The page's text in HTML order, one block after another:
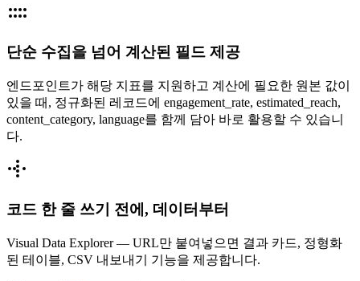
단순 수집을 넘어 계산된 필드 제공
엔드포인트가 해당 지표를 지원하고 계산에 필요한 원본 값이
있을 때, 정규화된 레코드에 engagement_rate, estimated_reach,
content_category, language를 함께 담아 바로 활용할 수 있습니
다.
코드 한 줄 쓰기 전에, 데이터부터
Visual Data Explorer — URL만 붙여넣으면 결과 카드, 정형화
된 테이블, CSV 내보내기 기능을 제공합니다.